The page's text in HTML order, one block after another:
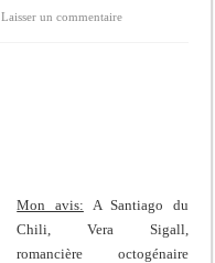
Laisser un commentaire
Mon avis: A Santiago du
Chili, Vera Sigall,
romancière octogénaire